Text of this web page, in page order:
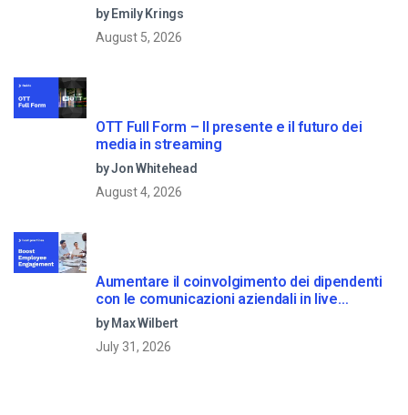
by Emily Krings
August 5, 2026
OTT Full Form – Il presente e il futuro dei
media in streaming
by Jon Whitehead
August 4, 2026
Aumentare il coinvolgimento dei dipendenti
con le comunicazioni aziendali in live
streaming
by Max Wilbert
July 31, 2026